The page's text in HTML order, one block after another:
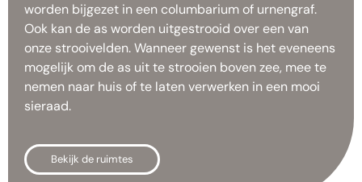
worden bijgezet in een columbarium of urnengraf.
Ook kan de as worden uitgestrooid over een van
onze strooivelden. Wanneer gewenst is het eveneens
mogelijk om de as uit te strooien boven zee, mee te
nemen naar huis of te laten verwerken in een mooi
sieraad.
Bekijk de ruimtes